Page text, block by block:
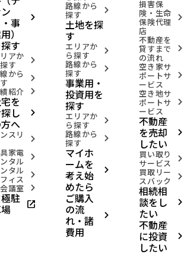
・事
）
す
arrow_forward_ios
アか
す arrow_forward_ios
から arrow_forward_ios
紹介 arrow_forward_ios
を
し
へ
arrow_forward_ios
スリ arrow_forward_ios
家電
タル arrow_forward_ios
タル
ィス arrow_forward_ios
議室 arrow_forward_ios
駐 open_in_new
路線から
探す arrow_forward_ios
土地を探
す
エリアか
ら探す arrow_forward_ios
路線から
探す arrow_forward_ios
事業用・
投資用を
探す
エリアか
ら探す arrow_forward_ios
路線から
探す arrow_forward_ios
マイホ
ームを
考え始
めたら
arrow_forward_ios
ご購入
の流
れ・諸
費用
arrow_forward_ios
損害保
険・生命
保険代理
店
arrow_forward_ios
不動産を
貸すまで
の流れ
arrow_forward_ios
空き家サ
ポートサ
ービス
arrow_forward_ios
空き地サ
ポートサ
ービス
arrow_forward_ios
不動産
を売却
したい
arrow_forward_ios
買い取り
サービス arrow_forward_ios
買取リー
スバック arrow_forward_ios
相続相
談をし
たい
arrow_forward_ios
不動産
に投資
したい
arrow_forward_ios